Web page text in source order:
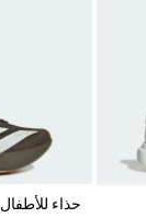
حذاء للأطفال ADIZERO EVO SL